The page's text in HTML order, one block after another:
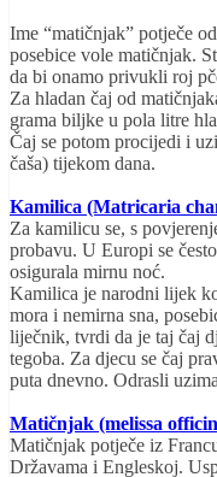
Ime “matičnjak” potječe
posebice vole matičnjak.
da bi onamo privukli roj
Za hladan čaj od
grama biljke u pola litre
Čaj se potom procijedi i
čaša) tijekom dana.
Kamilica (Matricaria
Za kamilicu se, s
probavu. U Europi se
osigurala mirnu noć.
Kamilica je narodni lijek
mora i nemirna sna,
liječnik, tvrdi da je taj čaj
tegoba. Za djecu se čaj
puta dnevno. Odrasli
Matičnjak (melissa
Matičnjak potječe iz
Državama i Engleskoj.